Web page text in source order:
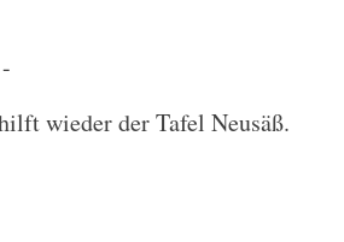
wieder der Tafel Neusäß.